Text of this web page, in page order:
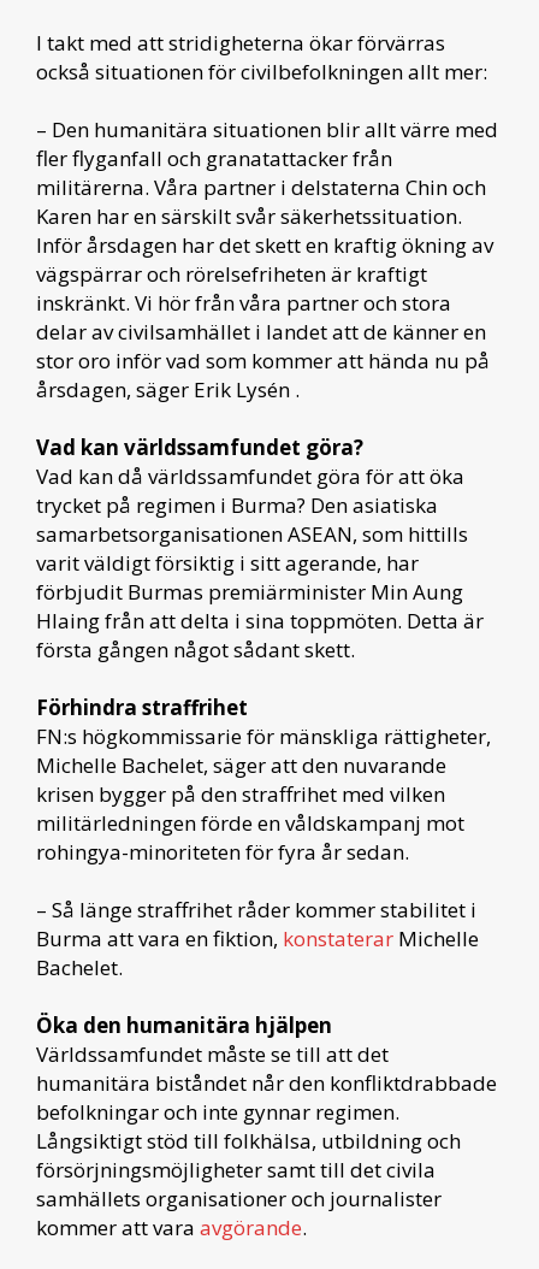
I takt med att stridigheterna ökar förvärras
också situationen för civilbefolkningen allt mer:
– Den humanitära situationen blir allt värre med
fler flyganfall och granatattacker från
militärerna. Våra partner i delstaterna Chin och
Karen har en särskilt svår säkerhetssituation.
Inför årsdagen har det skett en kraftig ökning av
vägspärrar och rörelsefriheten är kraftigt
inskränkt. Vi hör från våra partner och stora
delar av civilsamhället i landet att de känner en
stor oro inför vad som kommer att hända nu på
årsdagen, säger Erik Lysén .
Vad kan världssamfundet göra?
Vad kan då världssamfundet göra för att öka
trycket på regimen i Burma? Den asiatiska
samarbetsorganisationen ASEAN, som hittills
varit väldigt försiktig i sitt agerande, har
förbjudit Burmas premiärminister Min Aung
Hlaing från att delta i sina toppmöten. Detta är
första gången något sådant skett.
Förhindra straffrihet
FN:s högkommissarie för mänskliga rättigheter,
Michelle Bachelet, säger att den nuvarande
krisen bygger på den straffrihet med vilken
militärledningen förde en våldskampanj mot
rohingya-minoriteten för fyra år sedan.
– Så länge straffrihet råder kommer stabilitet i
Burma att vara en fiktion, konstaterar Michelle
Bachelet.
Öka den humanitära hjälpen
Världssamfundet måste se till att det
humanitära biståndet når den konfliktdrabbade
befolkningar och inte gynnar regimen.
Långsiktigt stöd till folkhälsa, utbildning och
försörjningsmöjligheter samt till det civila
samhällets organisationer och journalister
kommer att vara avgörande.